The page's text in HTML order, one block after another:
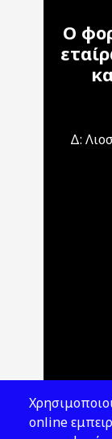
Ο
Δ:
Main
online